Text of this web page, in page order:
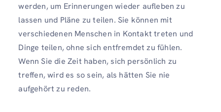
werden, um Erinnerungen wieder aufleben zu
lassen und Pläne zu teilen. Sie können mit
verschiedenen Menschen in Kontakt treten und
Dinge teilen, ohne sich entfremdet zu fühlen.
Wenn Sie die Zeit haben, sich persönlich zu
treffen, wird es so sein, als hätten Sie nie
aufgehört zu reden.